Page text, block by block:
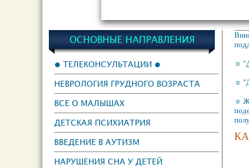
ОСНОВНЫЕ НАПРАВЛЕНИЯ
● ТЕЛЕКОНСУЛЬТАЦИИ ●
НЕВРОЛОГИЯ ГРУДНОГО ВОЗРАСТА
ВСЕ О МАЛЫШАХ
ДЕТСКАЯ ПСИХИАТРИЯ
ВВЕДЕНИЕ В АУТИЗМ
НАРУШЕНИЯ СНА У ДЕТЕЙ
☼ "
☼ "
☼